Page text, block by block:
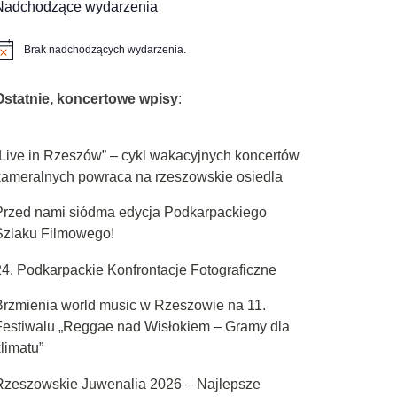
wydarzenia
Brak nadchodzących wydarzenia.
koncertowe wpisy:
in Rzeszów” – cykl wakacyjnych koncertów
powraca na rzeszowskie osiedla
nami siódma edycja Podkarpackiego
Filmowego!
Podkarpackie Konfrontacje Fotograficzne
world music w Rzeszowie na 11.
„Reggae nad Wisłokiem – Gramy dla
Juwenalia 2026 – Najlepsze